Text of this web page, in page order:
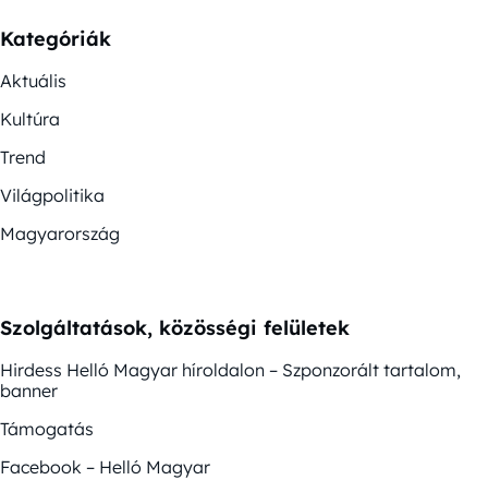
Kategóriák
Aktuális
Kultúra
Trend
Világpolitika
Magyarország
Szolgáltatások, közösségi felületek
Hirdess Helló Magyar híroldalon – Szponzorált tartalom,
banner
Támogatás
Facebook – Helló Magyar